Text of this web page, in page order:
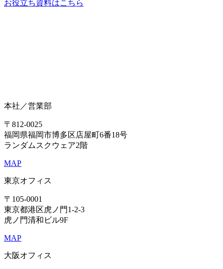
お役立ち資料はこちら
本社／営業部
〒812-0025
福岡県福岡市博多区店屋町6番18号
ランダムスクウェア2階
MAP
東京オフィス
〒105-0001
東京都港区虎ノ門1-2-3
虎ノ門清和ビル9F
MAP
大阪オフィス